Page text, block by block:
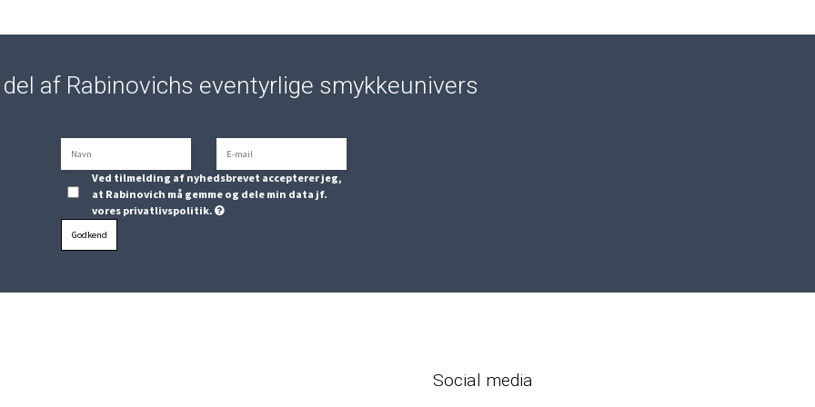
del af Rabinovichs eventyrlige smykkeunivers
Ved tilmelding af nyhedsbrevet accepterer jeg,
at Rabinovich må gemme og dele min data jf.
vores privatlivspolitik.
Godkend
Social media